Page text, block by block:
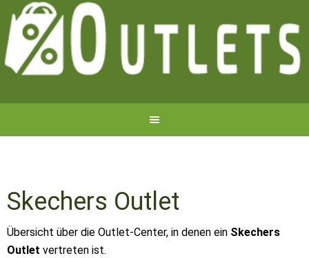
Skechers Outlet
Übersicht über die Outlet-Center, in denen ein Skechers
Outlet vertreten ist.